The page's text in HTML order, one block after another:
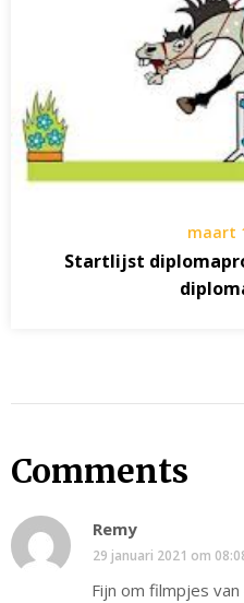
maart
Startlijst
Comments
Remy
29 januari 2021 om
Fijn om filmpjes